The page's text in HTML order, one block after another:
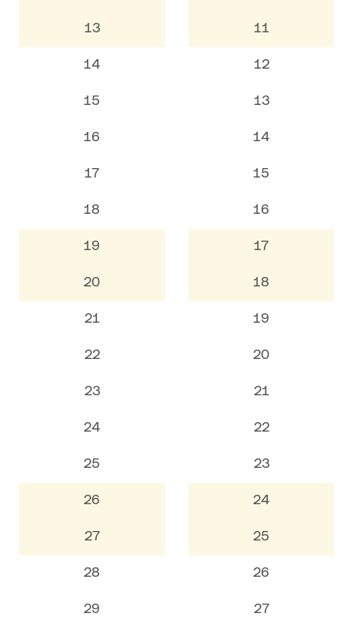
13
14
15
16
17
18
19
20
21
22
23
24
25
26
27
28
29
11
12
13
14
15
16
17
18
19
20
21
22
23
24
25
26
27